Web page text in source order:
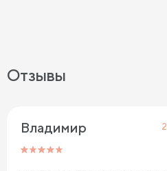
Отзывы
Владимир